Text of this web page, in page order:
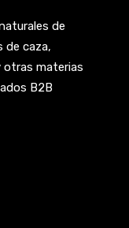
de
de caza,
otras materias
B2B